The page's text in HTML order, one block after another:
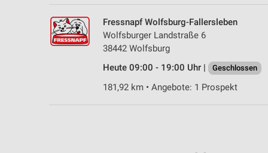
Fressnapf Wolfsburg-Fallersleben
Wolfsburger Landstraße 6
38442 Wolfsburg
Heute 09:00 - 19:00 Uhr |
Geschlossen
181,92 km • Angebote: 1 Prospekt